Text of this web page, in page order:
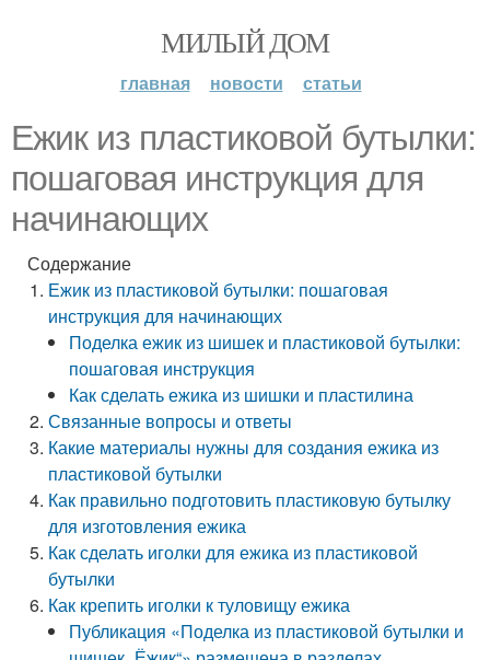
МИЛЫЙ ДОМ
главная новости статьи
Ежик из пластиковой бутылки:
пошаговая инструкция для
начинающих
Содержание
Ежик из пластиковой бутылки: пошаговая
инструкция для начинающих
Поделка ежик из шишек и пластиковой бутылки:
пошаговая инструкция
Как сделать ежика из шишки и пластилина
Связанные вопросы и ответы
Какие материалы нужны для создания ежика из
пластиковой бутылки
Как правильно подготовить пластиковую бутылку
для изготовления ежика
Как сделать иголки для ежика из пластиковой
бутылки
Как крепить иголки к туловищу ежика
Публикация «Поделка из пластиковой бутылки и